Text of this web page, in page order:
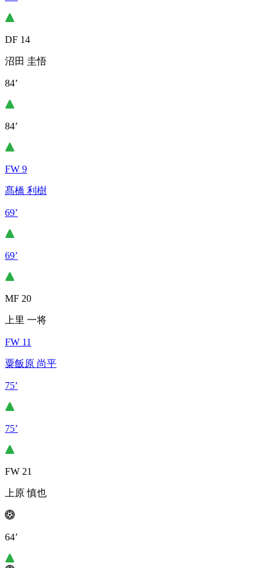
DF 14
沼田 圭悟
84’
84’
FW 9
髙橋 利樹
69’
69’
MF 20
上里 一将
FW 11
粟飯原 尚平
75’
75’
FW 21
上原 慎也
64’